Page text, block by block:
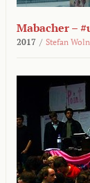
Mabacher –
2017 / Stefan